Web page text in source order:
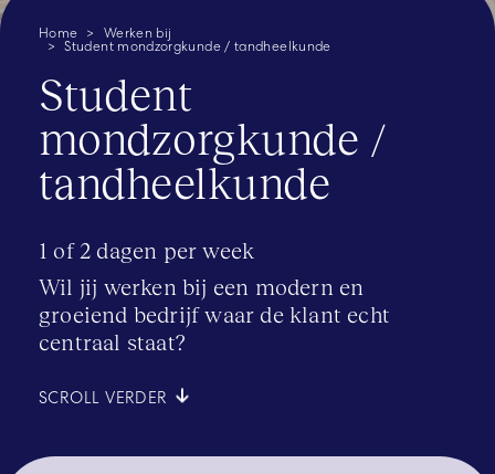
Home Werken bij
Student mondzorgkunde / tandheelkunde
Student
mondzorgkunde /
tandheelkunde
1 of 2 dagen per week
Wil jij werken bij een modern en
groeiend bedrijf waar de klant echt
centraal staat?
SCROLL VERDER